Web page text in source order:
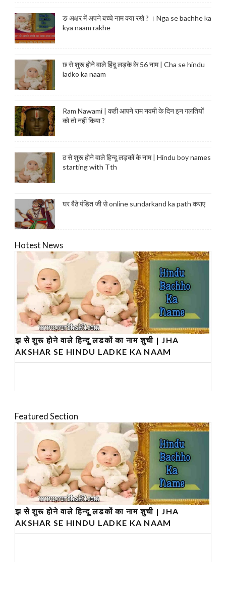
ङ अक्षर में अपने बच्चे नाम क्या रखे ? । Nga se bachhe ka
kya naam rakhe
छ से शुरू होने वाले हिंदू लड़के के 56 नाम | Cha se hindu
ladko ka naam
Ram Nawami | कही आपने राम नवमी के दिन इन गलतियों
को तो नहीं किया ?
ठ से शुरू होने वाले हिन्दू लड़कों के नाम | Hindu boy names
starting with Tth
घर बैठे पंडित जी से online sundarkand ka path कराए
Hotest News
झ से शुरू होने वाले हिन्दू लडकों का नाम शुची | JHA
AKSHAR SE HINDU LADKE KA NAAM
Featured Section
झ से शुरू होने वाले हिन्दू लडकों का नाम शुची | JHA
AKSHAR SE HINDU LADKE KA NAAM